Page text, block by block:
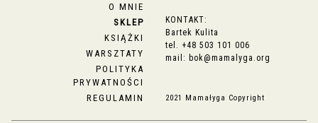
O MNIE
SKLEP
KSIĄŻKI
WARSZTATY
POLITYKA
PRYWATNOŚCI
REGULAMIN
KONTAKT:
Bartek Kulita
tel. +48 503 101 006
mail: bok@mamalyga.org
2021 Mamałyga Copyright